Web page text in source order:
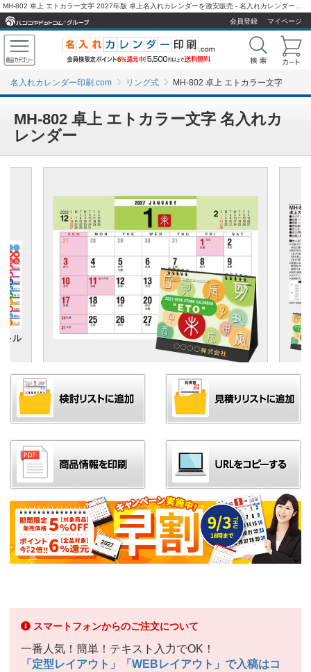
会員登録
マイページ
名入れカレンダー印刷.com リング式 MH-802 卓上 エトカラー文字
MH-802 卓上 エトカラー文字 名入れカ
レンダー
スマートフォンからのご注文について
一番人気！簡単！テキスト入力でOK！
「定型レイアウト」「WEBレイアウト」で入稿はコ